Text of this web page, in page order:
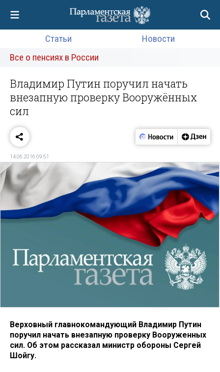
Статьи
Новости
Все о пенсиях в России
Владимир Путин поручил начать
внезапную проверку Вооружённых
сил
14.06.2016 09:51
Верховный главнокомандующий Владимир Путин
поручил начать внезапную проверку Вооруженных
сил. Об этом рассказал министр обороны Сергей
Шойгу.